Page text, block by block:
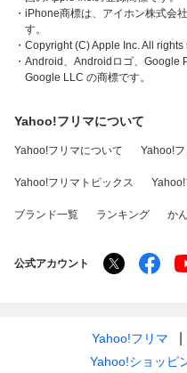
・iPhone商標は、アイホン株式会
す。
・Copyright (C) Apple Inc. All
・Android、Androidロゴ、Google
Google LLC の商標です。
Yahoo!フリマについて
Yahoo!フリマについて Yahoo!
Yahoo!フリマトピックス
ブランド一覧 ランキング か
公式アカウント
Yahoo!フリマ
Yahoo!ショッピ